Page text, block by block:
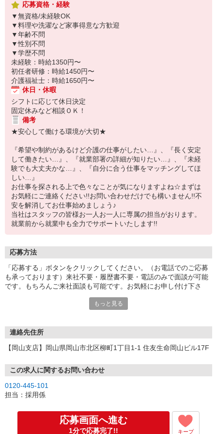
応募資格・経験
▼無資格/未経験OK
▼料理や洗濯など家事得意な方歓迎
▼年齢不問
▼性別不問
▼学歴不問
未経験：時給1350円〜
初任者研修：時給1450円〜
介護福祉士：時給1650円〜
休日・休暇
シフトに応じて休日決定
固定休みなど相談ＯＫ！
備考
★安心して働ける環境が大切★
『希望や制約があるけど介護の仕事がしたい…』、『長く安定
して働きたい…』、『就業部署の詳細が知りたい…』、『未経
験でも大丈夫かな…』、『自分に合う仕事をマッチングしてほ
しい…』
お仕事を探される上で色々なことが気になりますよね☆まずは
お気軽にご連絡ください!!お問い合わせだけでも構いません!!不
安を解消してお仕事始めましょう♪
当社はスタッフの皆様お一人お一人に専属の担当がおります。
就業前から就業中も全力でサポートいたします!!
応募方法
「応募する」ボタンをクリックしてください。（お電話でのご応募
も承っております）来社不要・履歴書不要・電話のみで面談が可能
です。もちろんご来社面談も可能です。お気軽にお申し付け下さ
もっと見る
連絡先住所
【岡山支店】岡山県岡山市北区柳町1丁目1-1 住友生命岡山ビル17F
この求人に関するお問い合わせ
0120-445-101
担当：採用係
応募画面へ進む
1分で応募完了!! キープ